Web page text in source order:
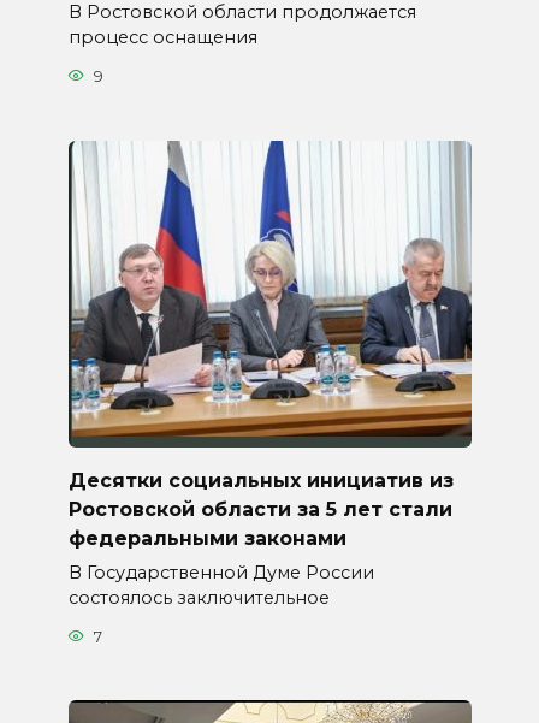
В Ростовской области продолжается
процесс оснащения
9
Десятки социальных инициатив из
Ростовской области за 5 лет стали
федеральными законами
В Государственной Думе России
состоялось заключительное
7